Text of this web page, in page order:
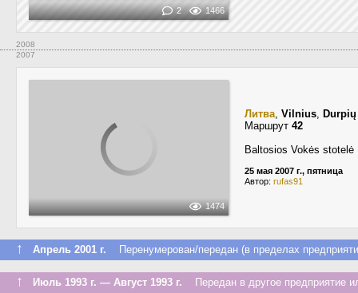
2 1466
2008
2007
1474
Литва, Vilnius,
Маршрут 42
Baltosios Vokės stotelė
25 мая 2007 г., пятница
Автор: rufas91
↑ Апрель 2001 г. Перенумерован/передан (в пределах
↑ Июль 1993 г. — Август 1993 г. Передан в другое предприятие